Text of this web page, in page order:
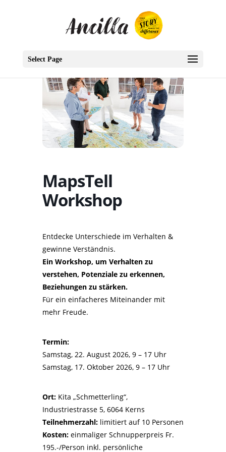
Select Page
MapsTell
Workshop
Entdecke Unterschiede im Verhalten &
gewinne Verständnis.
Ein Workshop, um Verhalten zu
verstehen, Potenziale zu erkennen,
Beziehungen zu stärken.
Für ein einfacheres Miteinander mit
mehr Freude.
Termin:
Samstag, 22. August 2026, 9 – 17 Uhr
Samstag, 17. Oktober 2026, 9 – 17 Uhr
Ort: Kita „Schmetterling“,
Industriestrasse 5, 6064 Kerns
Teilnehmerzahl: limitiert auf 10 Personen
Kosten: einmaliger Schnupperpreis Fr.
195.-/Person inkl. persönliche